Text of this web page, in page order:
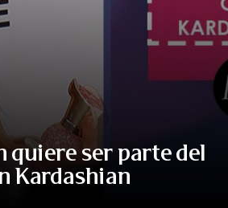
quiere ser parte del
Kardashian